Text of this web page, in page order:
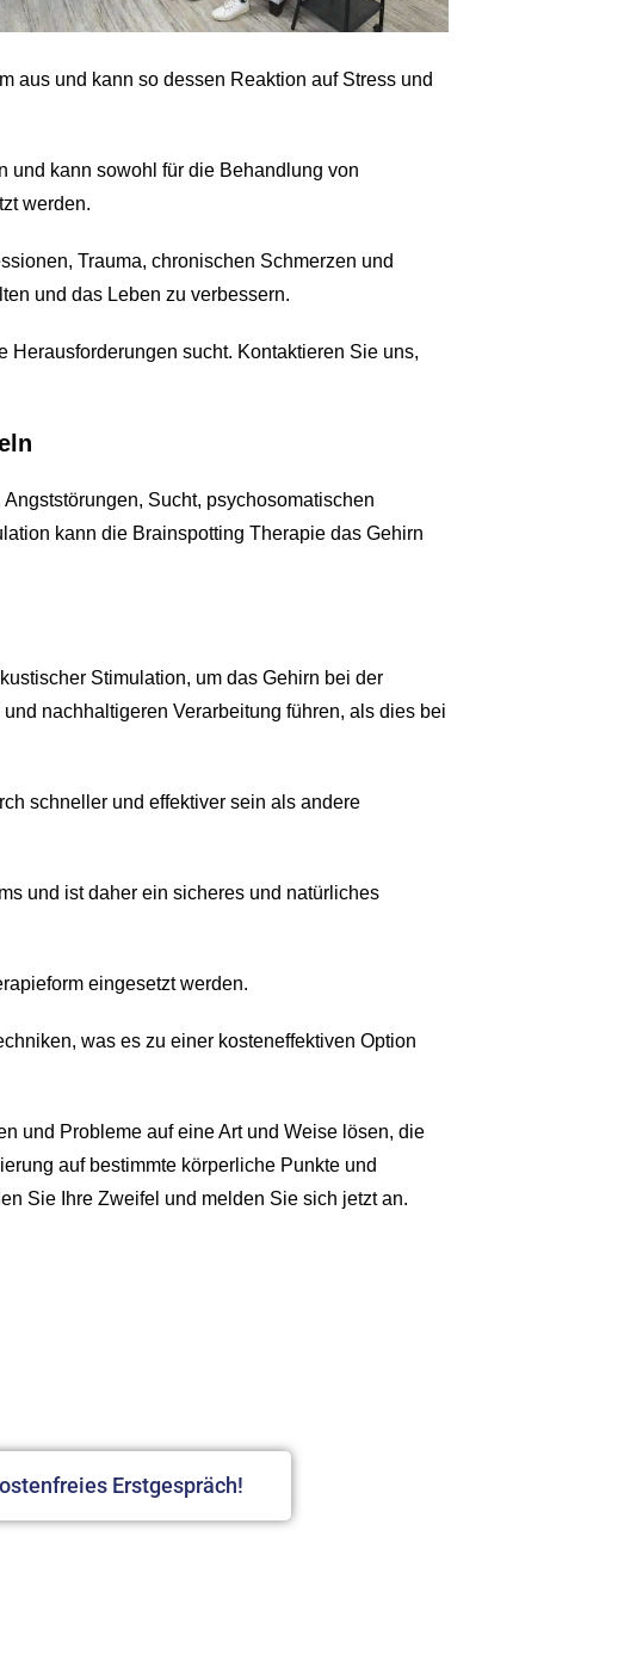
aus und kann so dessen Reaktion auf Stress und
und kann sowohl für die Behandlung von
werden.
Trauma, chronischen Schmerzen und
und das Leben zu verbessern.
sucht. Kontaktieren Sie uns,
Sucht, psychosomatischen
kann die Brainspotting Therapie das Gehirn
Stimulation, um das Gehirn bei der
nachhaltigeren Verarbeitung führen, als dies bei
schneller und effektiver sein als andere
und ist daher ein sicheres und natürliches
eingesetzt werden.
was es zu einer kosteneffektiven Option
und Probleme auf eine Art und Weise lösen, die
auf bestimmte körperliche Punkte und
Sie Ihre Zweifel und melden Sie sich jetzt an.
Erstgespräch!